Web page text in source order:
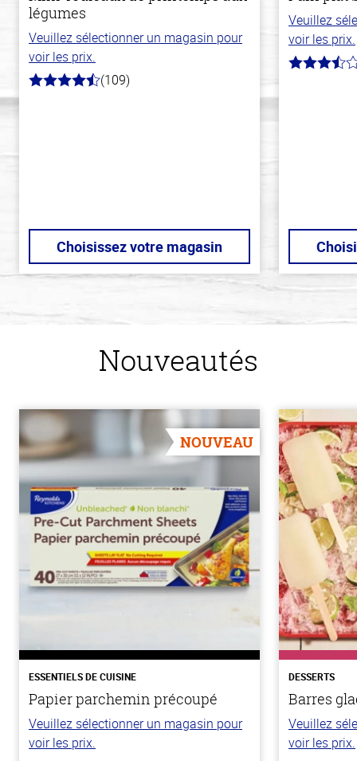
légumes
Veuillez sélectionner un magasin pour
voir les prix.
4.8
(109)
Choisissez votre magasin
Veuillez
voir les prix.
3.8
Nouveautés
NOUVEAU
ESSENTIELS DE CUISINE
Papier parchemin précoupé
Veuillez sélectionner un magasin pour
voir les prix.
DESSERTS
Barres
Veuillez
voir les prix.